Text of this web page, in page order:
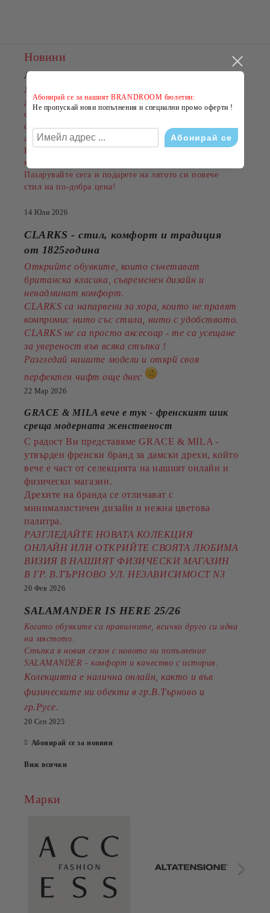
Новини
ЛЯТНО НАМАЛЕНИЕ В BRANDROOM
Лятото е сезонът на новите емоции, свежите визии и
добрите оферти. Именно затова BRANDROOM
стартира своята
ЛЯТНА РАЗПРОДАЖБА
с намаления до-50%на избрани обувки, дрехи и
аксесоари.
Намаленията важат за разнообразни артикули и
марки, а количествата са ограничени.
Пазарувайте сега и подарете на лятото си повече
стил на по-добра цена!
14 Юли 2026
CLARKS - стил, комфорт и традиция
от 1825година
Открийте обувките, които съчетават
британска класика, съвременен дизайн и
ненадминат комфорт.
CLARKS са напарвени за хора, които не правят
компромис нито със стила, нито с удобството.
CLARKS не са просто аксесоар - те са усещане
за увереност във всяка стъпка !
Разгледай нашите модели и открй своя
перфектен чифт още днес
22 Мар 2026
GRACE & MILA вече е тук - френският шик
среща модерната женственост
С радост Ви представяме GRACE & MILA -
утвърден френски бранд за дамски дрехи, който
вече е част от селекцията на нашият онлайн и
физически магазин.
Дрехите на бранда се отличават с
минималистичен дизайн и нежна цветова
палитра.
РАЗГЛЕДАЙТЕ НОВАТА КОЛЕКЦИЯ
ОНЛАЙН ИЛИ ОТКРИЙТЕ СВОЯТА ЛЮБИМА
ВИЗИЯ В НАШИЯТ ФИЗИЧЕСКИ МАГАЗИН
В ГР. В.ТЪРНОВО УЛ. НЕЗАВИСИМОСТ N3
20 Фев 2026
SALAMANDER IS HERE 25/26
Когато обувките са правилните, всичко друго си идва
на мястото.
Стъпка в новия сезон с новото ни попълнение
SALAMANDER - комфорт и качество с история.
Колекцията е налична онлайн, както и във
физическите ни обекти в гр.В.Търново и
гр.Русе.
20 Сеп 2025
Абонирай се за новини
Виж всички
Марки
Абонирай се за нашият BRANDROOM бюлетин:
Не пропускай нови попълнения и специални промо оферти !